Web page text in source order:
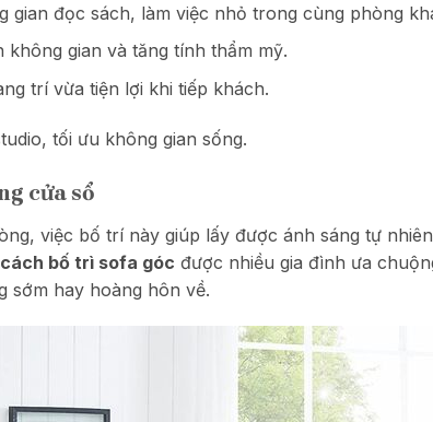
gian đọc sách, làm việc nhỏ trong cùng phòng
không gian và tăng tính thẩm mỹ.
trí vừa tiện lợi khi tiếp khách.
tối ưu không gian sống.
cửa sổ
việc bố trí này giúp lấy được ánh sáng tự
cách bố trì sofa góc được nhiều gia đình ưa
sớm hay hoàng hôn về.